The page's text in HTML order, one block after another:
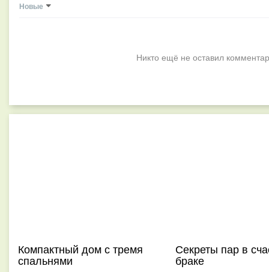
Новые
Никто ещё не оставил
Компактный дом с тремя
спальнями
Секреты пар в
браке